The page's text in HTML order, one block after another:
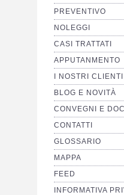
PREVENTIVO
NOLEGGI
CASI TRATTATI
APPUTANMENTO
I NOSTRI CLIENTI
BLOG E NOVITÀ
CONVEGNI E
CONTATTI
GLOSSARIO
MAPPA
FEED
INFORMATIVA